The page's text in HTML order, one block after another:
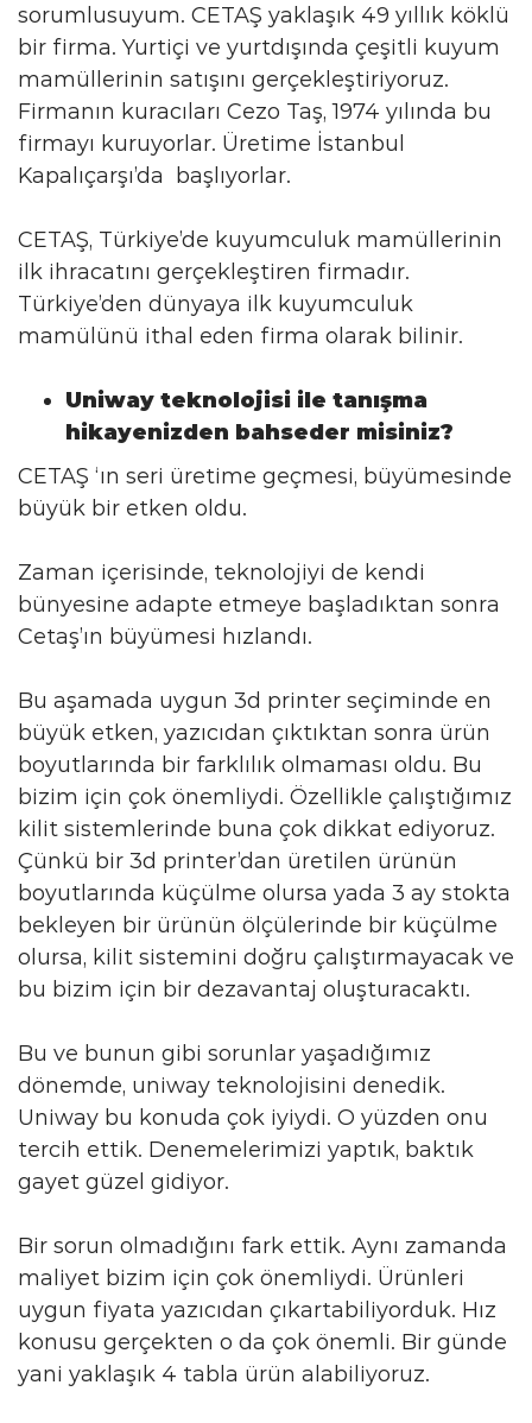
sorumlusuyum. CETAŞ yaklaşık 49 yıllık köklü
bir firma. Yurtiçi ve yurtdışında çeşitli kuyum
mamüllerinin satışını gerçekleştiriyoruz.
Firmanın kuracıları Cezo Taş, 1974 yılında bu
firmayı kuruyorlar. Üretime İstanbul
Kapalıçarşı’da başlıyorlar.
CETAŞ, Türkiye’de kuyumculuk mamüllerinin
ilk ihracatını gerçekleştiren firmadır.
Türkiye’den dünyaya ilk kuyumculuk
mamülünü ithal eden firma olarak bilinir.
Uniway teknolojisi ile tanışma
hikayenizden bahseder misiniz?
CETAŞ ‘ın seri üretime geçmesi, büyümesinde
büyük bir etken oldu.
Zaman içerisinde, teknolojiyi de kendi
bünyesine adapte etmeye başladıktan sonra
Cetaş’ın büyümesi hızlandı.
Bu aşamada uygun 3d printer seçiminde en
büyük etken, yazıcıdan çıktıktan sonra ürün
boyutlarında bir farklılık olmaması oldu. Bu
bizim için çok önemliydi. Özellikle çalıştığımız
kilit sistemlerinde buna çok dikkat ediyoruz.
Çünkü bir 3d printer’dan üretilen ürünün
boyutlarında küçülme olursa yada 3 ay stokta
bekleyen bir ürünün ölçülerinde bir küçülme
olursa, kilit sistemini doğru çalıştırmayacak ve
bu bizim için bir dezavantaj oluşturacaktı.
Bu ve bunun gibi sorunlar yaşadığımız
dönemde, uniway teknolojisini denedik.
Uniway bu konuda çok iyiydi. O yüzden onu
tercih ettik. Denemelerimizi yaptık, baktık
gayet güzel gidiyor.
Bir sorun olmadığını fark ettik. Aynı zamanda
maliyet bizim için çok önemliydi. Ürünleri
uygun fiyata yazıcıdan çıkartabiliyorduk. Hız
konusu gerçekten o da çok önemli. Bir günde
yani yaklaşık 4 tabla ürün alabiliyoruz.